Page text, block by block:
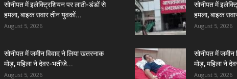
सोनीपत में इलेक्ट्रिशियन पर लाठी-डंडों से
हमला, बाइक सवार तीन युवकों...
August 5, 2026
सोनीपत में जमीन विवाद ने लिया खतरनाक
मोड़, महिला ने देवर-भतीजे...
August 5, 2026
सोनीपत में
हमला, बाइक
August 5, 2026
सोनीपत में जमीन
मोड़, महिला ने
August 5, 2026